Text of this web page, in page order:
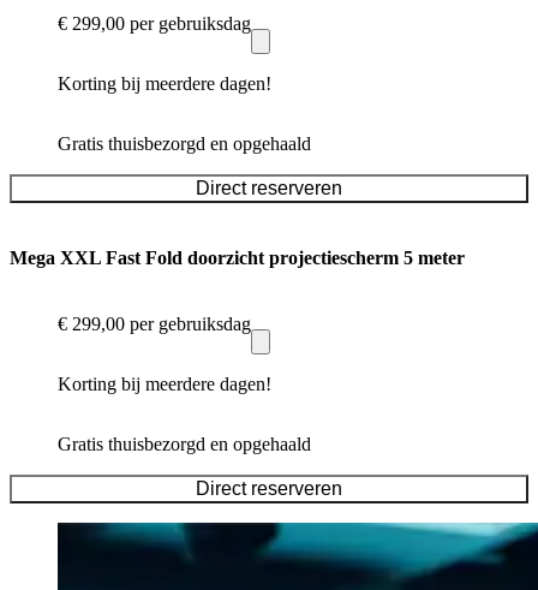
€ 299,00 per gebruiksdag
Korting bij meerdere dagen!
Gratis thuisbezorgd en opgehaald
Direct reserveren
Mega XXL Fast Fold doorzicht projectiescherm 5 meter
€ 299,00 per gebruiksdag
Korting bij meerdere dagen!
Gratis thuisbezorgd en opgehaald
Direct reserveren